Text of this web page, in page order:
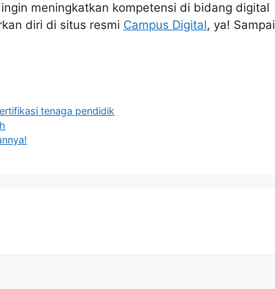
meningkatkan kompetensi di bidang digital
diri di situs resmi Campus Digital, ya! Sampai
tenaga pendidik